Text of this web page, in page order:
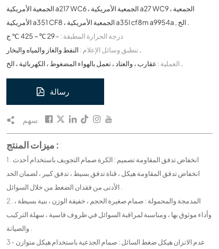
الجمعية الأمريكية a217 WC6 ، الجمعية الأمريكية a27 WC9 ، الجمعية
الأمريكية a351 CF8 ، الجمعية الأمريكية a35l cf8m a9954a , الخ .
درجة الحرارة المطبقة : - 29 ℃ ~ 425 ℃ ج
تنطبق وسائل الإعلام :النفط والغاز والمياه والبخار .
العملية : عقارب ، والعتاد ، تعمل بالهواء المضغوط ، الكهربائية ، الخ .
رسالة
سهم
ميزات المنتج :
1 . انخفاض تدفق المقاومة تصميم : الكرة صمام التجويف باستخدام أحدث
انخفاض تدفق المقاومة هيكل ، قناة تدفق بسيط ، تدفق كبير ، لضمان الحد
الأدنى من فقدان الضغط من خلال السوائل .
2 . المدمجة والمحمولة : صمام صغيرة الحجم ، خفيفة الوزن ، بنية بسيطة ،
وأداء موثوق بها ، ومناسبة لمراقبة السوائل في ظروف قاسية ، سهلة التركيب
والصيانة .
3 - عدم الاتزان هيكل ضغط السائل : صمام الجذعية باستخدام هيكل متوازن